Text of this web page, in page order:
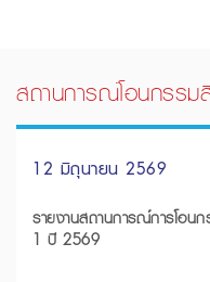
สถานการณ์โอนกรร
12 มิถุนายน 2569
รายงานสถานการณ์การโอน
1 ปี 2569